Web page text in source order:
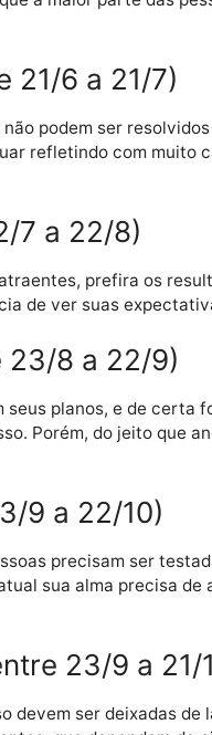
sedutoras para
21/5 a
sempre são as
em que a maior
21/6 a
não podem ser
refletindo
22/7 a 22/8)
tão atraentes, prefira
de ver suas
23/8 a 22/
com seus planos, e